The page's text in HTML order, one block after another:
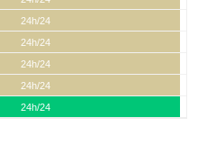
24h/24
24h/24
24h/24
24h/24
24h/24